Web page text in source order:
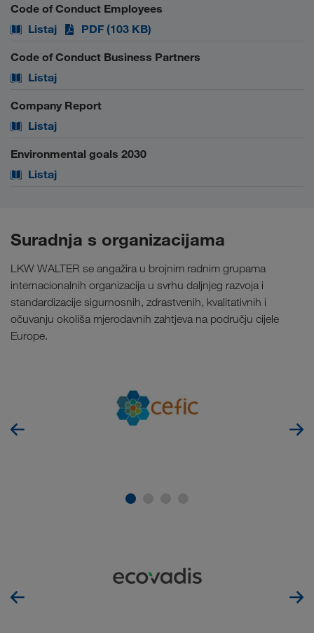
Code of Conduct Employees
Listaj
PDF (103 KB)
Code of Conduct Business Partners
Listaj
Company Report
Listaj
Environmental goals 2030
Listaj
Suradnja s organizacijama
LKW WALTER se angažira u brojnim radnim grupama
internacionalnih organizacija u svrhu daljnjeg razvoja i
standardizacije sigurnosnih, zdrastvenih, kvalitativnih i
očuvanju okoliša mjerodavnih zahtjeva na području cijele
Europe.